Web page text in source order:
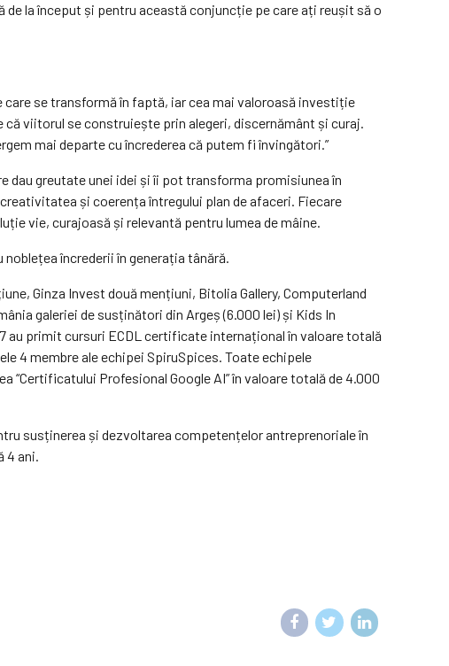
la început și pentru această conjuncție pe care ați reușit să o
se transformă în faptă, iar cea mai valoroasă investiție
viitorul se construiește prin alegeri, discernământ și curaj.
mai departe cu încrederea că putem fi învingători.”
dau greutate unei idei și îi pot transforma promisiunea în
și coerența întregului plan de afaceri. Fiecare
vie, curajoasă și relevantă pentru lumea de mâine.
încrederii în generația tânără.
Ginza Invest două mențiuni, Bitolia Gallery, Computerland
galeriei de susținători din Argeș (6.000 lei) și Kids In
au primit cursuri ECDL certificate internațional în valoare totală
4 membre ale echipei SpiruSpices. Toate echipele
Profesional Google AI” în valoare totală de 4.000
susținerea și dezvoltarea competențelor antreprenoriale în
4 ani.